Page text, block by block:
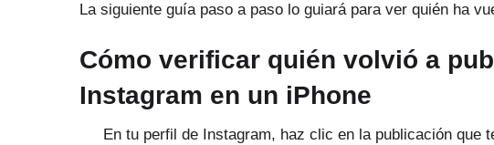
La siguiente guía paso a paso lo guiará para ver quién ha
Cómo verificar quién volvió a
Instagram en un iPhone
En tu perfil de Instagram, haz clic en la publicación que